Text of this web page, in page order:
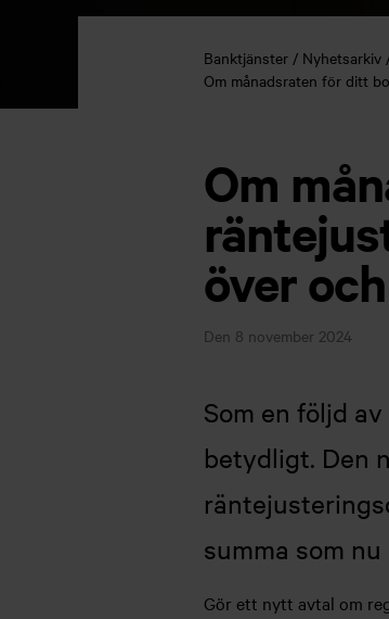
Banktjänster
Nyhetsarkiv
Om månadsraten för ditt
Om
över
Den 8 november 2024
Som en följd
betydligt. Den
summa som
Gör ett nytt avtal om